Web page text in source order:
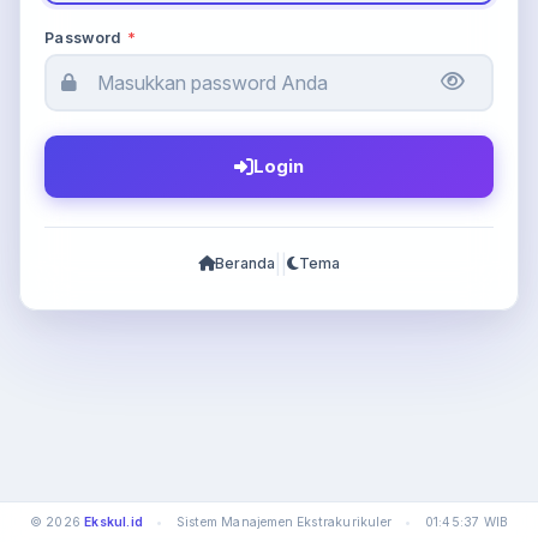
Password *
Login
Beranda Tema
© 2026Ekskul.id • Sistem Manajemen Ekstrakurikuler • 01:45:37 WIB